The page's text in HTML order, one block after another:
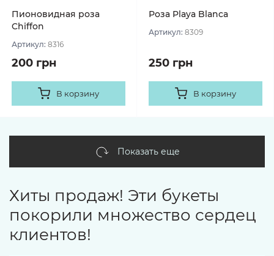
Пионовидная роза
Chiffon
Артикул: 8316
200 грн
В корзину
Роза Playa Blanca
Артикул: 8309
250 грн
В корзину
Показать еще
Хиты продаж! Эти букеты
покорили множество сердец
клиентов!